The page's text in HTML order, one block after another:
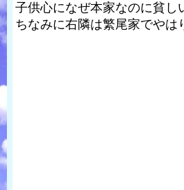
子供心になぜ本家なのに貧し
ちなみに右隣は繁尾家でやは